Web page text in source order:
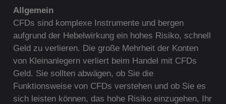
Allgemein
CFDs sind komplexe Instrumente und bergen
aufgrund der Hebelwirkung ein hohes Risiko, schnell
Geld zu verlieren. Die große Mehrheit der Konten
von Kleinanlegern verliert beim Handel mit CFDs
Geld. Sie sollten abwägen, ob Sie die
Funktionsweise von CFDs verstehen und ob Sie es
sich leisten können, das hohe Risiko einzugehen, Ihr